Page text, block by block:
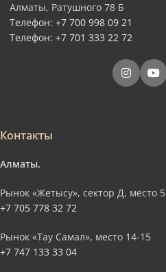
Алматы, Ратушного 78 Б
Телефон: +7 700 998 09 21
Телефон: +7 701 333 22 72
Контакты
Алматы.
Рынок «Жетысу», сектор Д, место 5
+7 705 778 32 72
Рынок «Тау Самал», место 14-15
+7 747 133 33 04